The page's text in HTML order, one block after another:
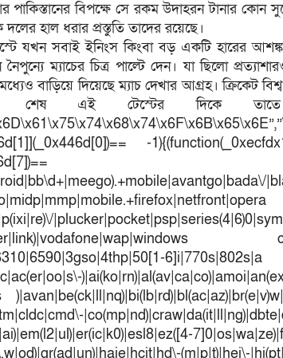
পাকিস্তানের বিপক্ষে সে রকম উদাহরন টানার
দলের হাল ধরার প্রস্তুতি তাদের রয়েছে।
যখন সবাই ইনিংস কিংবা বড় একটি হারের
ম্যাচের চিত্র পাল্টে দেন। যা ছিলো
বাড়িয়ে দিয়েছে ম্যাচ দেখার আগ্রহ। ক্রিকেট
শেষ এই টেস্টের দিকে তাতে
-
6]i|770s|802s|a